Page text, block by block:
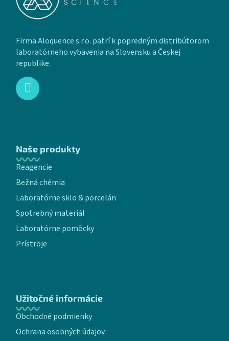
Firma Aloquence s.r.o. patrí k popredným distribútorom
laboratórneho vybavenia na Slovensku a Českej
republike.
Naše produkty
Reagencie
Bežná chémia
Laboratórne sklo & porcelán
Spotrebný materiál
Laboratórne pomôcky
Prístroje
Užitočné informácie
Obchodné podmienky
Ochrana osobných údajov